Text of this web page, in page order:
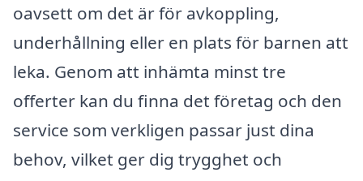
oavsett om det är för avkoppling,
underhållning eller en plats för barnen att
leka. Genom att inhämta minst tre
offerter kan du finna det företag och den
service som verkligen passar just dina
behov, vilket ger dig trygghet och